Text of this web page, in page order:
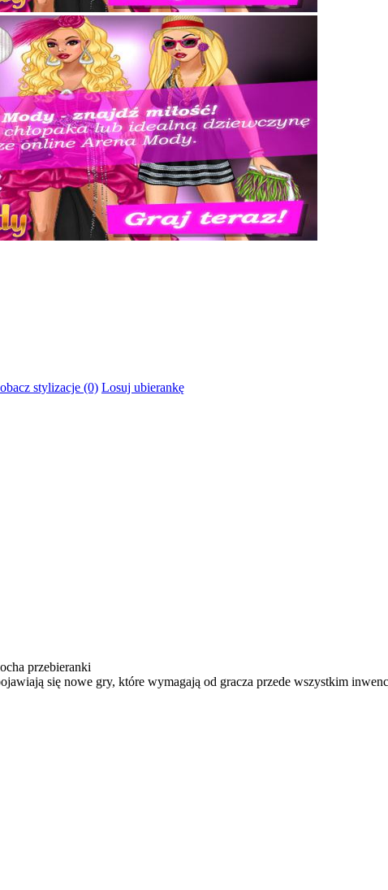
stylizacje (0) Losuj ubierankę
przebieranki
się nowe gry, które wymagają od gracza przede wszystkim